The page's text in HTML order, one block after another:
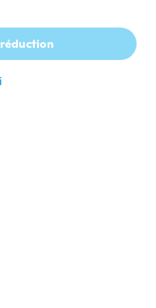
· 3 chargements